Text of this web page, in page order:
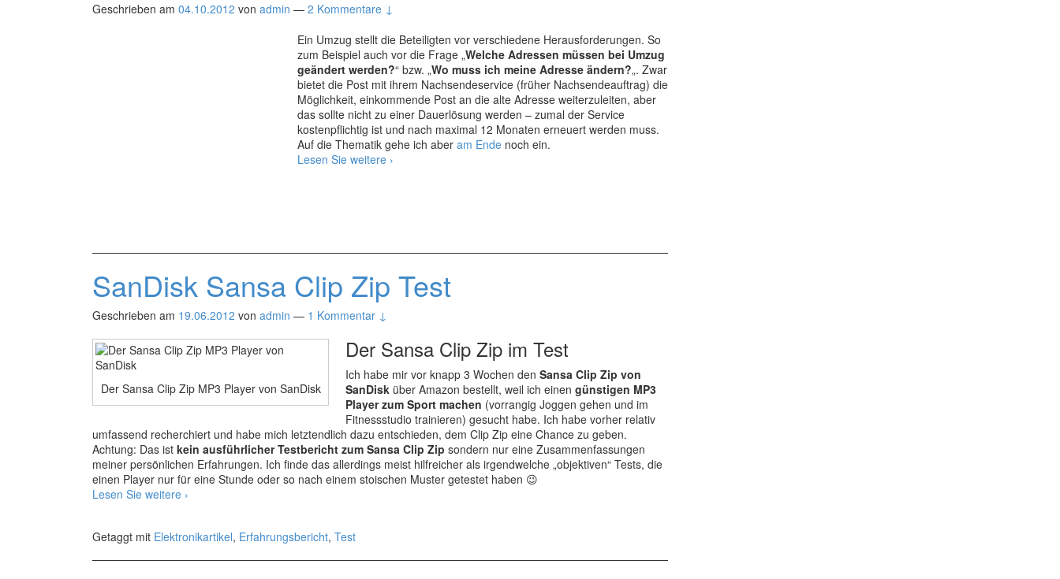
Geschrieben am 04.10.2012 von admin — 2 Kommentare ↓
Ein Umzug stellt die Beteiligten vor verschiedene Herausforderungen. So
zum Beispiel auch vor die Frage „Welche Adressen müssen bei Umzug
geändert werden?“ bzw. „Wo muss ich meine Adresse ändern?„. Zwar
bietet die Post mit ihrem Nachsendeservice (früher Nachsendeauftrag) die
Möglichkeit, einkommende Post an die alte Adresse weiterzuleiten, aber
das sollte nicht zu einer Dauerlösung werden – zumal der Service
kostenpflichtig ist und nach maximal 12 Monaten erneuert werden muss.
Auf die Thematik gehe ich aber am Ende noch ein.
Lesen Sie weitere Umzug:
›
SanDisk Sansa Clip Zip Test
Geschrieben am 19.06.2012 von admin — 1 Kommentar ↓
Der Sansa Clip Zip MP3 Player von SanDisk
Der Sansa Clip Zip im Test
Ich habe mir vor knapp 3 Wochen den Sansa Clip Zip von
SanDisk über Amazon bestellt, weil ich einen günstigen MP3
Player zum Sport machen (vorrangig Joggen gehen und im
Fitnessstudio trainieren) gesucht habe. Ich habe vorher relativ
umfassend recherchiert und habe mich letztendlich dazu entschieden, dem Clip Zip eine Chance zu geben.
Achtung: Das ist kein ausführlicher Testbericht zum Sansa Clip Zip sondern nur eine Zusammenfassungen
meiner persönlichen Erfahrungen. Ich finde das allerdings meist hilfreicher als irgendwelche „objektiven“ Tests, die
einen Player nur für eine Stunde oder so nach einem stoischen Muster getestet haben 😉
Lesen Sie weitere SanDisk
Zip
›
Getaggt mit Elektronikartikel, Erfahrungsbericht, Test